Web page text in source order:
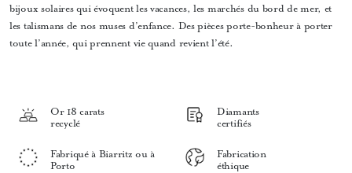
bijoux solaires qui évoquent les vacances, les marchés du bord de mer, et
les talismans de nos muses d’enfance. Des pièces porte-bonheur à porter
toute l’année, qui prennent vie quand revient l’été.
Or 18 carats
recyclé
Diamants
certifiés
Fabriqué à Biarritz ou à
Porto
Fabrication
éthique